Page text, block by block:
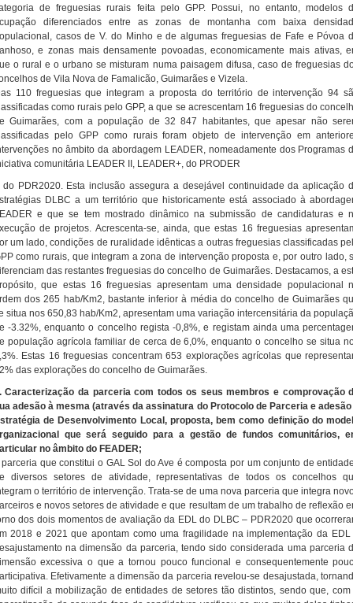
de freguesias rurais feita pelo GPP. Possui, no entanto, modelos
diferenciados entre as zonas de montanha com baixa
casos de V. do Minho e de algumas freguesias de Fafe e Póvoa
e zonas mais densamente povoadas, economicamente mais ativas,
o rural e o urbano se misturam numa paisagem difusa, caso de freguesias
de Vila Nova de Famalicão, Guimarães e Vizela.
110 freguesias que integram a proposta do território de intervenção 94
como rurais pelo GPP, a que se acrescentam 16 freguesias do
Guimarães, com a população de 32 847 habitantes, que apesar não
pelo GPP como rurais foram objeto de intervenção em
no âmbito da abordagem LEADER, nomeadamente dos Programas
comunitária LEADER II, LEADER+, do PRODER
do PDR2020. Esta inclusão assegura a desejável continuidade da aplicação
DLBC a um território que historicamente está associado à
e que se tem mostrado dinâmico na submissão de candidaturas e
de projetos. Acrescenta-se, ainda, que estas 16 freguesias
um lado, condições de ruralidade idênticas a outras freguesias classificadas
como rurais, que integram a zona de intervenção proposta e, por outro lado,
das restantes freguesias do concelho de Guimarães. Destacamos, a
que estas 16 freguesias apresentam uma densidade populacional
dos 265 hab/Km2, bastante inferior à média do concelho de Guimarães
situa nos 650,83 hab/Km2, apresentam uma variação intercensitária da
-3.32%, enquanto o concelho regista -0,8%, e registam ainda uma
população agrícola familiar de cerca de 6,0%, enquanto o concelho se situa
Estas 16 freguesias concentram 653 explorações agrícolas que
das explorações do concelho de Guimarães.
Caracterização da parceria com todos os seus membros e comprovação
adesão à mesma (através da assinatura do Protocolo de Parceria e adesão
de Desenvolvimento Local, proposta, bem como definição do
que será seguido para a gestão de fundos comunitários,
no âmbito do FEADER;
parceria que constitui o GAL Sol do Ave é composta por um conjunto de
diversos setores de atividade, representativas de todos os concelhos
o território de intervenção. Trata-se de uma nova parceria que integra
e novos setores de atividade e que resultam de um trabalho de reflexão
dos dois momentos de avaliação da EDL do DLBC – PDR2020 que
2018 e 2021 que apontam como uma fragilidade na implementação da EDL
na dimensão da parceria, tendo sido considerada uma parceria
excessiva o que a tornou pouco funcional e consequentemente
Efetivamente a dimensão da parceria revelou-se desajustada,
difícil a mobilização de entidades de setores tão distintos, sendo que, com